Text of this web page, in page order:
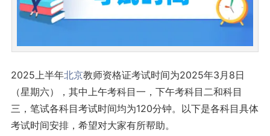
2025上半年北京教师资格证考试时间为2025年3月8日
（星期六），其中上午考科目一，下午考科目二和科目
三，笔试各科目考试时间均为120分钟。以下是各科目具体
考试时间安排，希望对大家有所帮助。